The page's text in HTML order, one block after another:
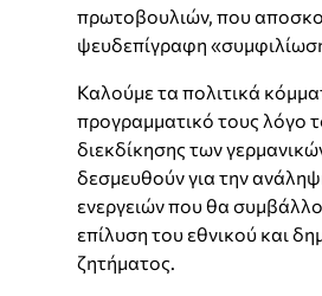
πρωτοβουλιών, που
ψευδεπίγραφη
Καλούμε τα πολιτικά
προγραμματικό τους λόγο
διεκδίκησης των
δεσμευθούν για την
ενεργειών που θα
επίλυση του εθνικού και
ζητήματος.